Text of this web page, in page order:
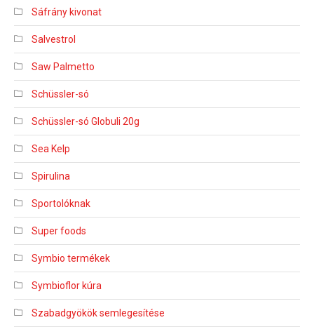
Sáfrány kivonat
Salvestrol
Saw Palmetto
Schüssler-só
Schüssler-só Globuli 20g
Sea Kelp
Spirulina
Sportolóknak
Super foods
Symbio termékek
Symbioflor kúra
Szabadgyökök semlegesítése